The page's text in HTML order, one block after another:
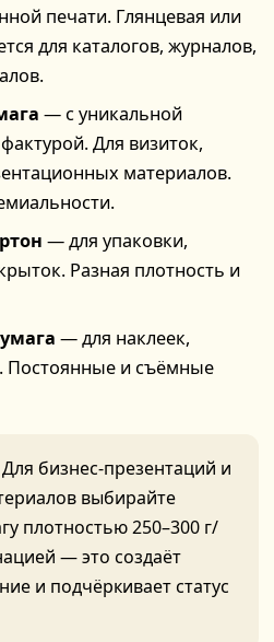
печати. Глянцевая или
для каталогов, журналов,
— с уникальной
Для визиток,
материалов.
— для упаковки,
Разная плотность и
— для наклеек,
Постоянные и съёмные
Для бизнес-презентаций и
выбирайте
плотностью 250–300 г/
— это создаёт
и подчёркивает статус